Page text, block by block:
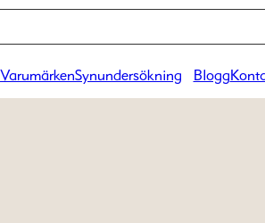
VarumärkenSynundersökning Blogg